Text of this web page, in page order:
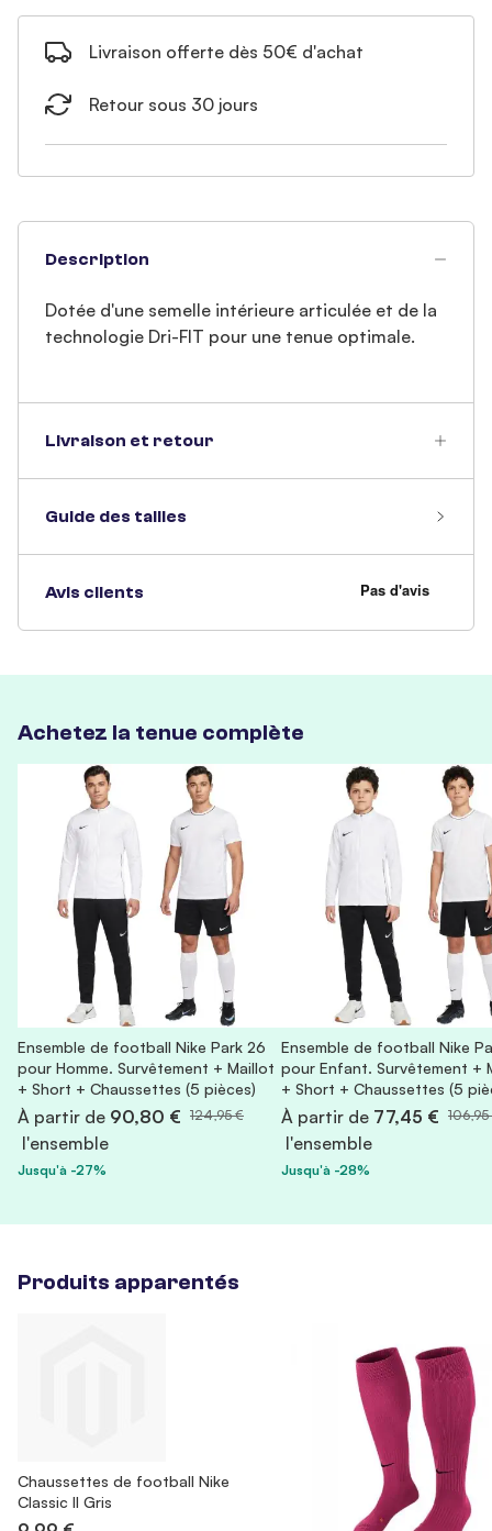
Livraison offerte dès 50€ d'achat
Retour sous 30 jours
Description
Dotée d'une semelle intérieure articulée et de la
technologie Dri-FIT pour une tenue optimale.
Livraison et retour
Guide des tailles
Avis clients
Achetez la tenue complète
Ensemble de football Nike Park 26
pour Homme. Survêtement + Maillot
+ Short + Chaussettes (5 pièces)
À partir de 90,80 € 124,95 €
l'ensemble
Jusqu'à -27%
Ensemble de football Nike
pour Enfant. Survêtement +
+ Short + Chaussettes (5
À partir de 77,45 € 106,95
l'ensemble
Jusqu'à -28%
Produits apparentés
Chaussettes de football Nike
Classic II Gris